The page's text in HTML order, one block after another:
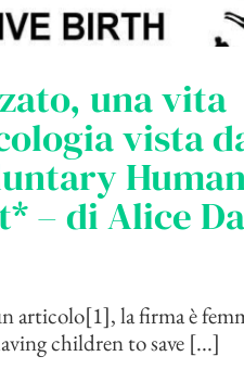
una vita
vista
– di Alice
articolo[1], la firma è
children to save [...]